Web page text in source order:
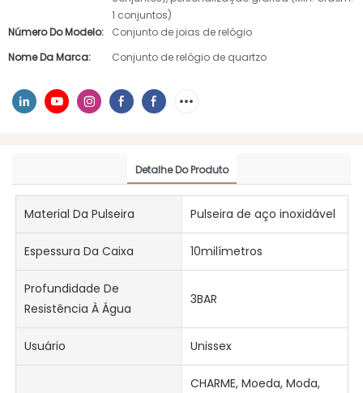
1 conjuntos)
Número Do Modelo:
Conjunto de joias de relógio
Nome Da Marca:
Conjunto de relógio de quartzo
Detalhe Do Produto
Material Da Pulseira Pulseira de aço inoxidável
Espessura Da Caixa 10milímetros
Profundidade De
Resistência À Água
3BAR
Usuário Unissex
CHARME, Moeda, Moda,